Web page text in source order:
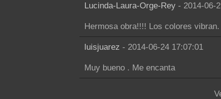
Lucinda-Laura-Orge-Rey - 2014-06-
Hermosa obra!!!! Los colores
luisjuarez - 2014-06-24 17:07:01
Muy bueno . Me encanta